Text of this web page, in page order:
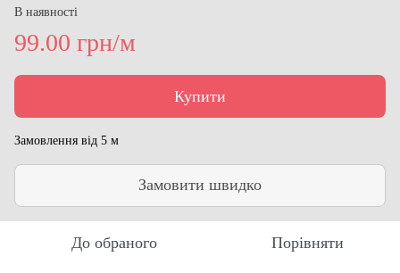
В наявності
99.00 грн/м
Купити
Замовлення від 5 м
Замовити швидко
До обраного Порівняти